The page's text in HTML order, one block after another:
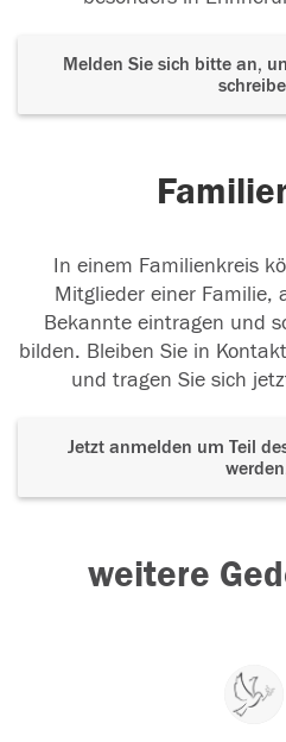
Melden Sie sich bitte an,
In einem Familienkreis
Mitglieder einer Familie,
Bekannte eintragen und
bilden. Bleiben Sie in
und tragen Sie sich
Jetzt anmelden um Teil
weitere